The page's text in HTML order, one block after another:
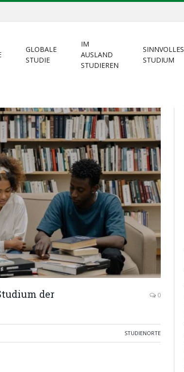
GLOBALE
STUDIE
IM
AUSLAND
STUDIEREN
SINNVOLLES
STUDIUM
der
0
STUDIENORTE